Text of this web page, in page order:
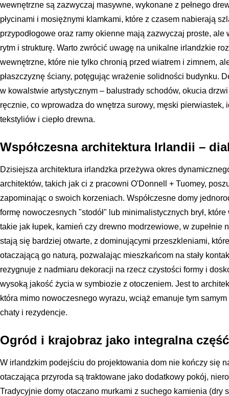
wewnętrzne są zazwyczaj masywne, wykonane z pełnego
płycinami i mosiężnymi klamkami, które z czasem nabierają
przypodłogowe oraz ramy okienne mają zazwyczaj proste,
rytm i strukturę. Warto zwrócić uwagę na unikalne irlandzkie
wewnętrzne, które nie tylko chronią przed wiatrem i zimnem,
płaszczyznę ściany, potęgując wrażenie solidności budynku.
w kowalstwie artystycznym – balustrady schodów, okucia
ręcznie, co wprowadza do wnętrza surowy, męski
tekstyliów i ciepło drewna.
Współczesna architektura Irlandii –
Dzisiejsza architektura irlandzka przeżywa okres
architektów, takich jak ci z pracowni O'Donnell + Tuomey,
zapominając o swoich korzeniach. Współczesne domy
formę nowoczesnych "stodół" lub minimalistycznych brył,
takie jak łupek, kamień czy drewno modrzewiowe, w zupełnie
stają się bardziej otwarte, z dominującymi przeszkleniami,
otaczającą go naturą, pozwalając mieszkańcom na stały
rezygnuje z nadmiaru dekoracji na rzecz czystości formy i
wysoką jakość życia w symbiozie z otoczeniem. Jest to
która mimo nowoczesnego wyrazu, wciąż emanuje tym
chaty i rezydencje.
Ogród i krajobraz jako integralna
W irlandzkim podejściu do projektowania dom nie kończy się
otaczająca przyroda są traktowane jako dodatkowy pokój,
Tradycyjnie domy otaczano murkami z suchego kamienia (dry